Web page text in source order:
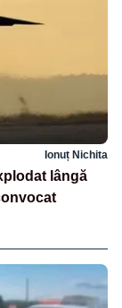
Ionuț Nichita
lângă